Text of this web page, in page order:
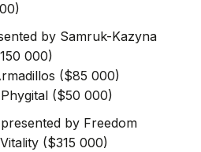
by Samruk-Kazyna
000)
($85 000)
($50 000)
by Freedom
($315 000)